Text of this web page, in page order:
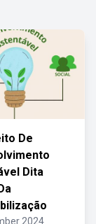
De
Dita
2024